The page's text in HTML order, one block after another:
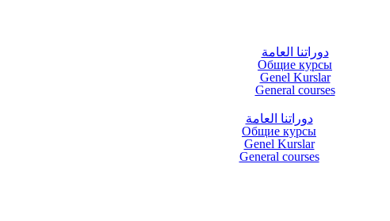
دوراتنا العامة
Общие курсы
Genel Kurslar
General courses
دوراتنا العامة
Общие курсы
Genel Kurslar
General courses